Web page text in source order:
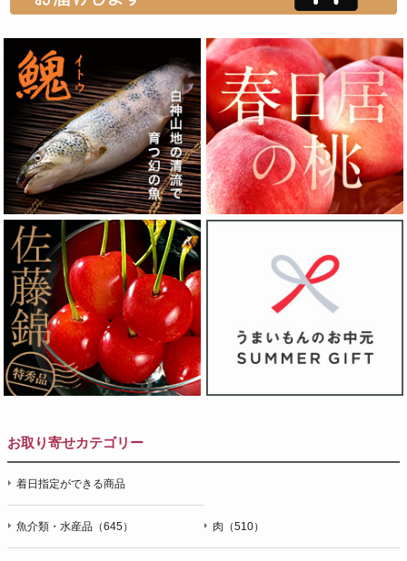
お取り寄せカテゴリー
着日指定ができる商品
魚介類・水産品（645） 肉（510）